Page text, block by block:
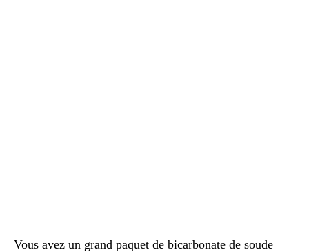
Vous avez un grand paquet de bicarbonate de soude